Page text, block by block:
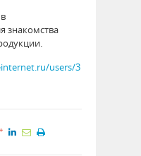
знакомства
users/3